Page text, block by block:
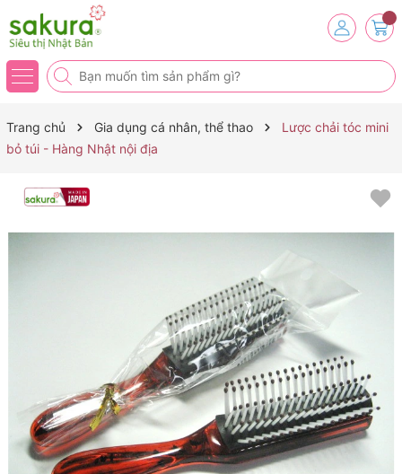
Trang chủ Gia dụng cá nhân, thể thao
Lược chải tóc mini
bỏ túi - Hàng Nhật nội địa